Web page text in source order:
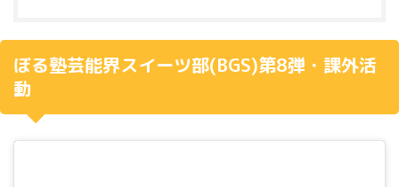
ぼる塾芸能界スイーツ部(BGS)第8弾・課外活
動